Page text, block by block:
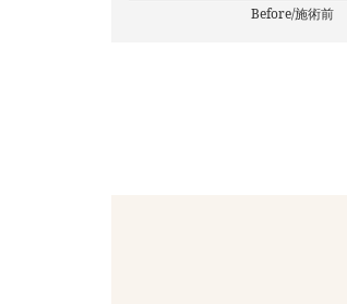
Before/施術前